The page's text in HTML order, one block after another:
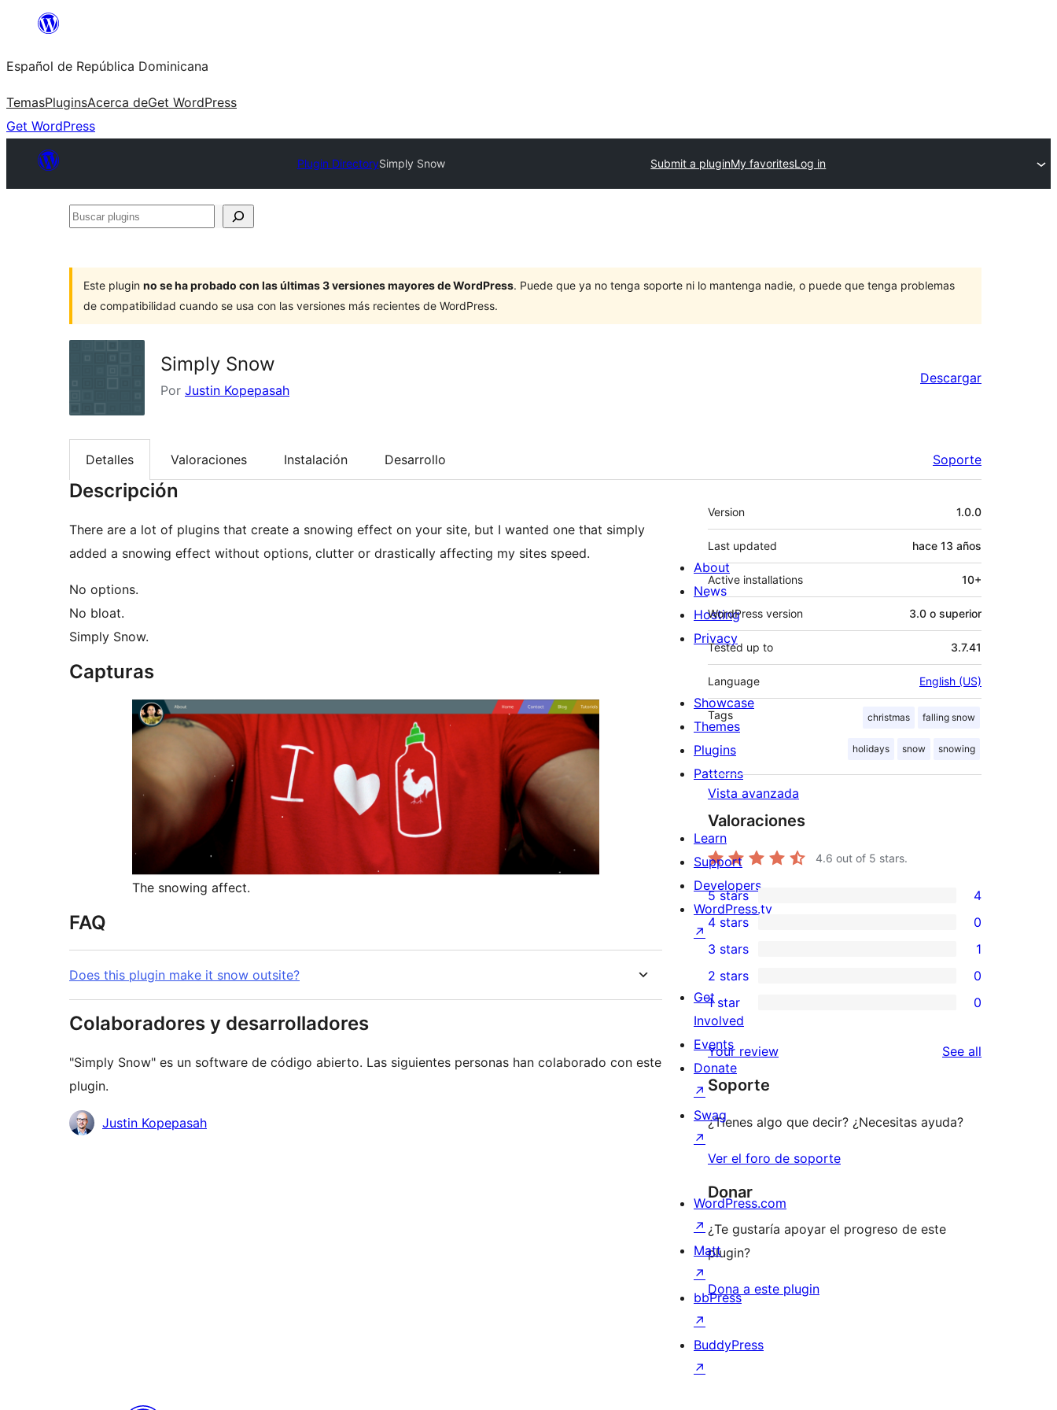
Saltar
contenido
Español de República Dominicana
TemasPluginsAcerca deGet WordPress
Get WordPress
Plugin DirectorySimply Snow Submit a pluginMy favoritesLog in
Buscar
Este plugin no se ha probado con las últimas 3 versiones mayores de WordPress. Puede que ya no tenga soporte ni lo mantenga nadie, o puede que tenga problemas
de compatibilidad cuando se usa con las versiones más recientes de WordPress.
Simply Snow
Por Justin Kopepasah
Descargar
Detalles Valoraciones Instalación Desarrollo Soporte
Descripción
There are a lot of plugins that create a snowing effect on your site, but I wanted one that simply
added a snowing effect without options, clutter or drastically affecting my sites speed.
No options.
No bloat.
Simply Snow.
Capturas
The snowing affect.
FAQ
Does this plugin make it snow outsite?
Colaboradores y desarrolladores
"Simply Snow" es un software de código abierto. Las siguientes personas han colaborado con este
plugin.
Colaboradores
Justin Kopepasah
Meta
Version 1.0.0
Last updated hace 13 años
Active installations 10+
WordPress version 3.0 o superior
Tested up to 3.7.41
Language English (US)
Tags christmas falling snow
holidays snow snowing
Vista avanzada
Valoraciones
4.6 out of 5 stars.
4
5-
star
reviews
5 stars 4
4-
star
reviews
4 stars 0
1
3-
star
review
3 stars 1
2-
reviews
2 stars 0
star
reviews
1 star 0
Your review See all
Soporte
¿Tienes algo que decir? ¿Necesitas ayuda?
Ver el foro de soporte
Donar
¿Te gustaría apoyar el progreso de este
plugin?
Dona a este plugin
About
News
Hosting
Privacy
Showcase
Themes
Plugins
Patterns
Learn
Support
Developers
WordPress.tv
↗
Get
Involved
Events
Donate
↗
Swag
↗
WordPress.com
↗
Matt
↗
bbPress
↗
BuddyPress
↗